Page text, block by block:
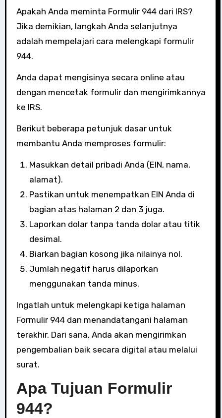
Apakah Anda meminta Formulir 944 dari IRS?
Jika demikian, langkah Anda selanjutnya
adalah mempelajari cara melengkapi formulir
944.
Anda dapat mengisinya secara online atau
dengan mencetak formulir dan mengirimkannya
ke IRS.
Berikut beberapa petunjuk dasar untuk
membantu Anda memproses formulir:
Masukkan detail pribadi Anda (EIN, nama,
alamat).
Pastikan untuk menempatkan EIN Anda di
bagian atas halaman 2 dan 3 juga.
Laporkan dolar tanpa tanda dolar atau titik
desimal.
Biarkan bagian kosong jika nilainya nol.
Jumlah negatif harus dilaporkan
menggunakan tanda minus.
Ingatlah untuk melengkapi ketiga halaman
Formulir 944 dan menandatangani halaman
terakhir. Dari sana, Anda akan mengirimkan
pengembalian baik secara digital atau melalui
surat.
Apa Tujuan Formulir
944?